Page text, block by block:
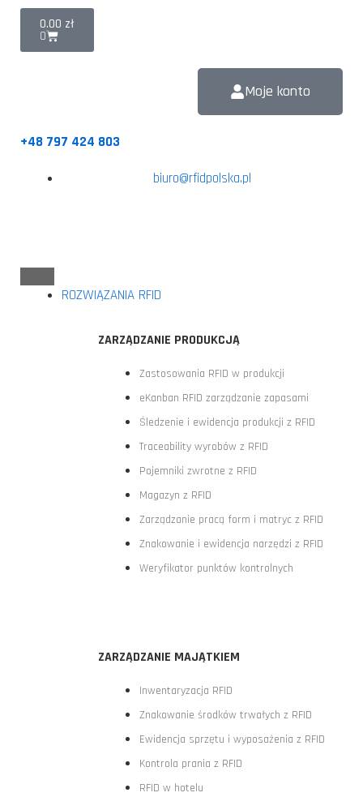
biuro@rfidpolska.pl
+48 797 424 803
Moje konto
0.00 zł
0
ROZWIĄZANIA RFID
ZARZĄDZANIE PRODUKCJĄ
Zastosowania RFID w produkcji
eKanban RFID zarządzanie zapasami
Śledzenie i ewidencja produkcji z RFID
Traceability wyrobów z RFID
Pojemniki zwrotne z RFID
Magazyn z RFID
Zarządzanie pracą form i matryc z RFID
Znakowanie i ewidencja narzędzi z RFID
Weryfikator punktów kontrolnych
ZARZĄDZANIE MAJĄTKIEM
Inwentaryzacja RFID
Znakowanie środków trwałych z RFID
Ewidencja sprzętu i wyposażenia z RFID
Kontrola prania z RFID
RFID w hotelu